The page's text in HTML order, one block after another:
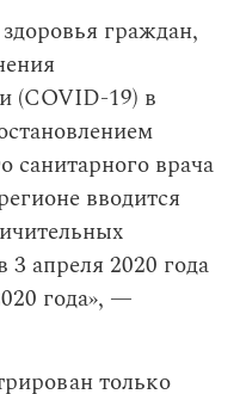
граждан,
(COVID-19) в
санитарного врача
вводится
3 апреля 2020 года
года», —
только